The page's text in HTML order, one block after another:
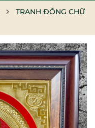
TRANH ĐỒNG CHỮ